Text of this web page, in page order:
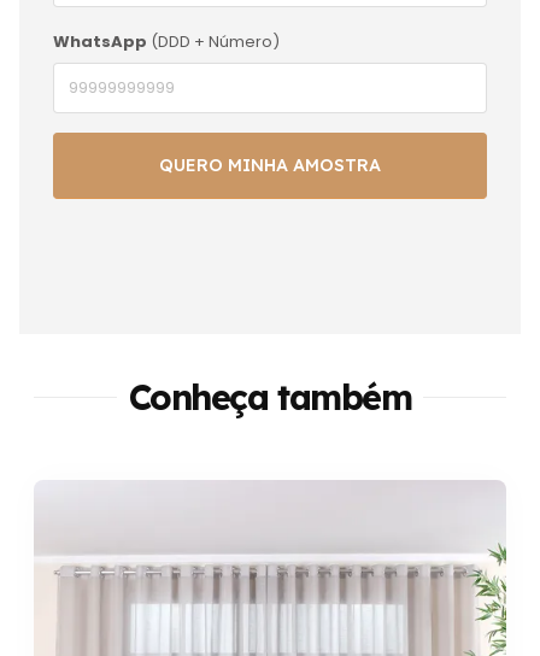
WhatsApp (DDD + Número)
Conheça também